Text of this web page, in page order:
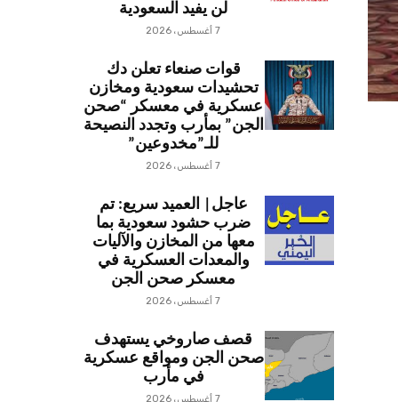
لن يفيد السعودية
7 أغسطس، 2026
قوات صنعاء تعلن دك
تحشيدات سعودية ومخازن
عسكرية في معسكر “صحن
الجن” بمأرب وتجدد النصيحة
للـ”مخدوعين”
7 أغسطس، 2026
عاجل| العميد سريع: تم
ضرب حشود سعودية بما
معها من المخازن والآليات
والمعدات العسكرية في
معسكر صحن الجن
7 أغسطس، 2026
قصف صاروخي يستهدف
صحن الجن ومواقع عسكرية
في مأرب
7 أغسطس، 2026